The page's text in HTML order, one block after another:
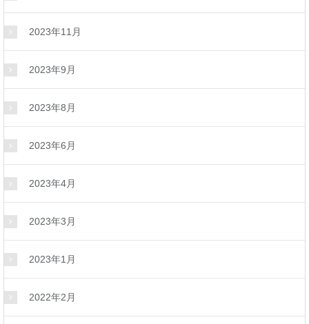
2023年11月
2023年9月
2023年8月
2023年6月
2023年4月
2023年3月
2023年1月
2022年2月